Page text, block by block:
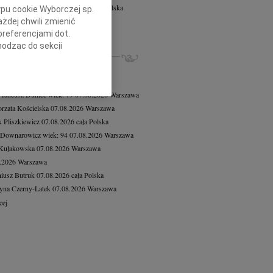
Sapińskiwiek: 6906.08.2026cała Polska
2026r. zakończył swoją...
NEKROLOGI, KONDOLENCJE
Duniecwiek: 7907.08.2026Warszawa
Kościelska07.08.2026Warszawa
Pliszkiewicz07.08.2026cała Polska
wiek: 9407.08.2026Warszawa
07.08.2026Warszawa
Warszawa
Butruk 07.08.2026cała Polska
Czerny-Latek 07.08.2026Warszawa
cookie Wyborczej sp.
chwili zmienić
dot.
do sekcji
przeglądarki.
identyfikacji.
pomiar reklam i